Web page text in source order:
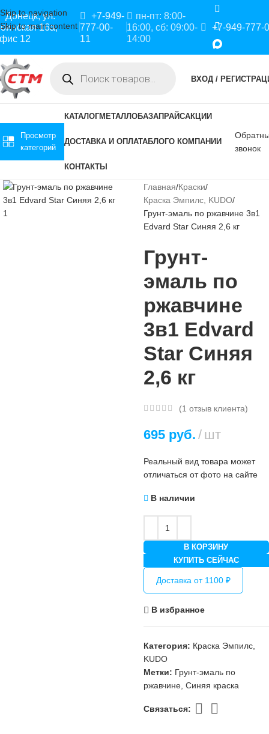
Skip to navigation
Skip to main content
Донецк, ул.
16а,
12
+7-949-
777-00-
11
пн-пт: 8:00-
16:00, сб: 09:00-
14:00
+7-949-777-
ВХОД /
Просмотр
категорий
КАТАЛОГМЕТАЛЛОБАЗАПРАЙСАКЦИИ
ДОСТАВКА И ОПЛАТАБЛОГО КОМПАНИИ
КОНТАКТЫ
звонок
Главная Краски
Краска Эмпилс, KUDO
Грунт-эмаль по ржавчине 3в1
Edvard Star Синяя 2,6 кг
Грунт-
эмаль по
ржавчине
3в1 Edvard
Star Синяя
2,6 кг
(1 отзыв клиента)
695руб. шт
Реальный вид товара может
отличаться от фото на сайте
В наличии
В КОРЗИНУ
КУПИТЬ СЕЙЧАС
Доставка от 1100 ₽
В избранное
Категория: Краска Эмпилс,
KUDO
Метки: Грунт-эмаль по
ржавчине, Синяя краска
Связаться: